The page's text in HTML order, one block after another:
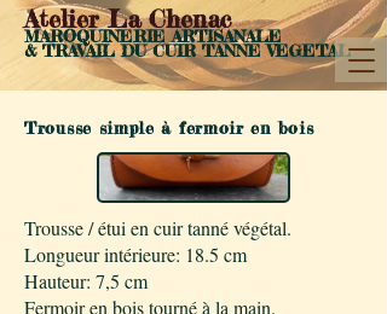
Atelier La Chenac
MAROQUINERIE ARTISANALE
& TRAVAIL DU CUIR TANNE VEGETAL
Trousse simple à fermoir en bois
Trousse / étui en cuir tanné végétal.
Longueur intérieure: 18.5 cm
Hauteur: 7,5 cm
Fermoir en bois tourné à la main.